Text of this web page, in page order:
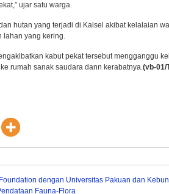
ujar satu warga.
hutan yang terjadi di Kalsel akibat kelalaian
lahan yang kering.
kabut pekat tersebut mengganggu
rumah sanak saudara dann kerabatnya.(vb-01/
dengan Universitas Pakuan dan
Fauna-Flora